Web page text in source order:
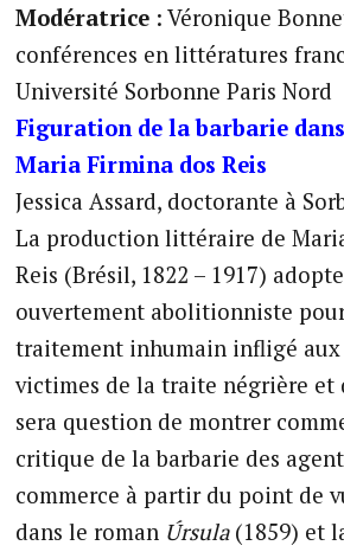
Modératrice: Véronique
conférences en littératures
Université Sorbonne Paris Nord
Figuration de la barbarie
Maria Firmina dos Reis
Jessica Assard, doctorante à
La production littéraire de
Reis (Brésil, 1822 – 1917)
ouvertement abolitionniste
traitement inhumain infligé
victimes de la traite négrière et
sera question de montrer
critique de la barbarie des
commerce à partir du point de
dans le roman Úrsula(1859) et